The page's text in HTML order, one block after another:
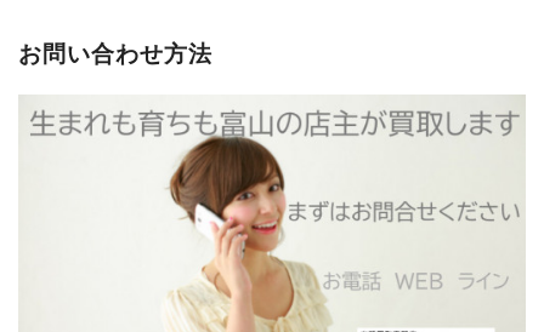
お問い合わせ方法